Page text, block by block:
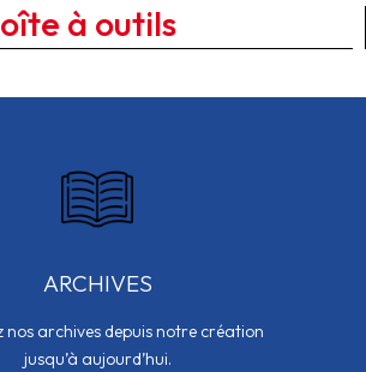
à outils
ARCHIVES
nos archives depuis notre création
jusqu’à aujourd’hui.